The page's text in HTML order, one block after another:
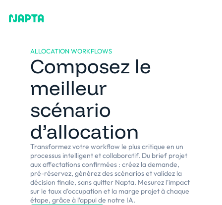
ALLOCATION WORKFLOWS
Composez le
meilleur
scénario
d’allocation
Transformez votre workflow le plus critique en un
processus intelligent et collaboratif. Du brief projet
aux affectations confirmées : créez la demande,
pré-réservez, générez des scénarios et validez la
décision finale, sans quitter Napta. Mesurez l'impact
sur le taux d'occupation et la marge projet à chaque
étape, grâce à l’appui de notre IA.